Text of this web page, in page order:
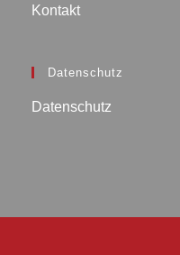
Kontakt
Datenschutz
Datenschutz